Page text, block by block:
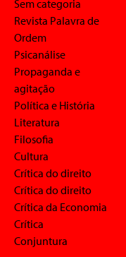
Sem categoria
Revista Palavra de
Ordem
Psicanálise
Propaganda e
agitação
Política e História
Literatura
Filosofia
Cultura
Crítica do direito
Crítica do direito
Crítica da Economia
Crítica
Conjuntura